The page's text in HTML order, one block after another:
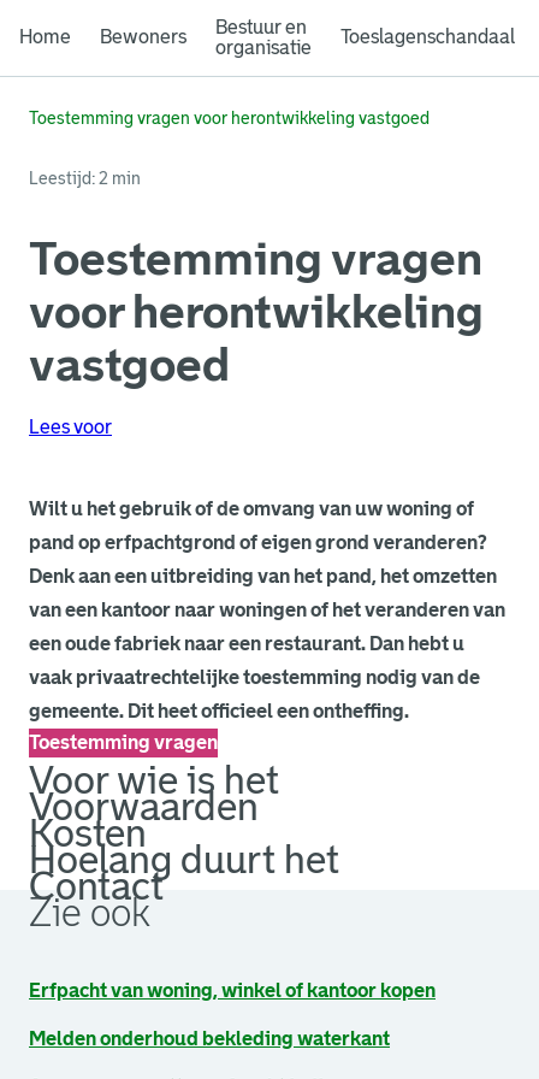
Home Bewoners
Bestuur en
organisatie
Toeslagenschandaal
Toestemming vragen voor herontwikkeling vastgoed
Leestijd: 2 min
Toestemming vragen
voor herontwikkeling
vastgoed
Lees voor
Wilt u het gebruik of de omvang van uw woning of
pand op erfpachtgrond of eigen grond veranderen?
Denk aan een uitbreiding van het pand, het omzetten
van een kantoor naar woningen of het veranderen van
een oude fabriek naar een restaurant. Dan hebt u
vaak privaatrechtelijke toestemming nodig van de
gemeente. Dit heet officieel een ontheffing.
Toestemming vragen
Voor wie is het
Voorwaarden
Kosten
Hoelang duurt het
Contact
Zie ook
Erfpacht van woning, winkel of kantoor kopen
Melden onderhoud bekleding waterkant